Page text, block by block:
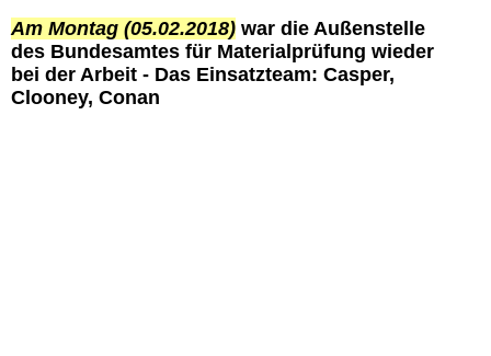
Am Montag (05.02.2018) war die Außenstelle
des Bundesamtes für Materialprüfung wieder
bei der Arbeit - Das Einsatzteam: Casper,
Clooney, Conan